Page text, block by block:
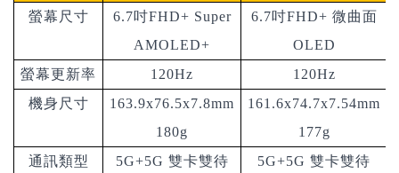
螢幕尺寸
6.7吋FHD+ Super
AMOLED+
6.7吋FHD+ 微曲面
OLED
螢幕更新率
120Hz
120Hz
機身尺寸
163.9x76.5x7.8mm
180g
161.6x74.7x7.54mm
177g
通訊類型
5G+5G 雙卡雙待
5G+5G 雙卡雙待